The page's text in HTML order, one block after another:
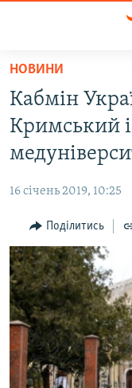
Перейти
основного
матеріалу
Перейти
до
основної
Перейти
до
пошуку
НОВИНИ
ВІДЕО ТА ФОТО
БЛОГИ
ПОГЛЯД
ІНТЕРВ'Ю
ВСЕ ЗА ДЕНЬ
СПЕЦПРОЕКТИ
ДЕПОРТАЦІЯ
ВІДЕОУРОКИ «ELIFBE»
ЯК ОБІЙТИ
НОВИНИ
Кабмін
Кримський
16 січень 2019, 10:25
Поділитись